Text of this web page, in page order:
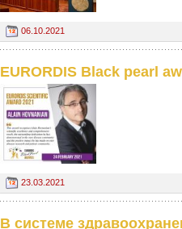
06.10.2021
EURORDIS Black pearl
23.03.2021
В системе